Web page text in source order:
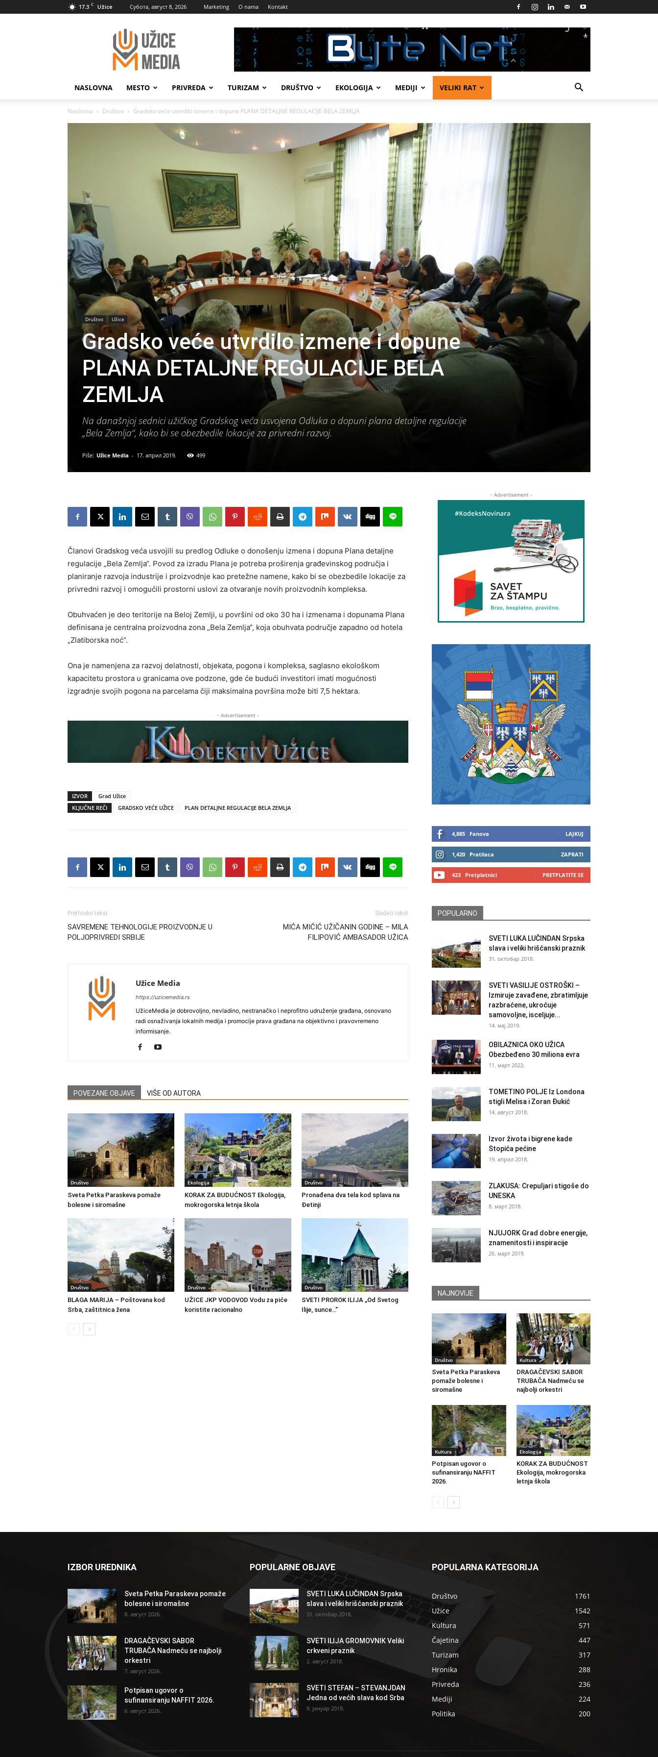
17.3 C Užice Субота, август 8, 2026 Marketing O nama Kontakt
UžiceMedia
NASLOVNA MESTO PRIVREDA TURIZAM DRUŠTVO EKOLOGIJA MEDIJI VELIKI RAT
Naslovna Društvo Gradsko veće utvrdilo izmene i dopune PLANA DETALJNE REGULACIJE BELA ZEMLJA
Društvo Užice
Gradsko veće utvrdilo izmene i dopune
PLANA DETALJNE REGULACIJE BELA
ZEMLJA
Na današnjoj sednici užičkog Gradskog veća usvojena Odluka o dopuni plana detaljne regulacije
„Bela Zemlja“, kako bi se obezbedile lokacije za privredni razvoj.
Piše: Užice Media - 17. април 2019. 499
Članovi Gradskog veća usvojili su predlog Odluke o donošenju izmena i dopuna Plana detaljne
regulacije „Bela Zemlja“. Povod za izradu Plana je potreba proširenja građevinskog područja i
planiranje razvoja industrije i proizvodnje kao pretežne namene, kako bi se obezbedile lokacije za
privredni razvoj i omogućili prostorni uslovi za otvaranje novih proizvodnih kompleksa.
Obuhvaćen je deo teritorije na Beloj Zemlji, u površini od oko 30 ha i izmenama i dopunama Plana
definisana je centralna proizvodna zona „Bela Zemlja“, koja obuhvata područje zapadno od hotela
„Zlatiborska noć“.
Ona je namenjena za razvoj delatnosti, objekata, pogona i kompleksa, saglasno ekološkom
kapacitetu prostora u granicama ove podzone, gde će budući investitori imati mogućnosti
izgradnje svojih pogona na parcelama čiji maksimalna površina može biti 7,5 hektara.
- Advertisement -
IZVOR
Grad Užice
KLJUČNE REČI
GRADSKO VEĆE UŽICE PLAN DETALJNE REGULACIJE BELA ZEMLJA
Prethodni tekst
SAVREMENE TEHNOLOGIJE PROIZVODNJE U
POLJOPRIVREDI SRBIJE
Sledeći tekst
MIĆA MIĆIĆ UŽIČANIN GODINE – MILA
FILIPOVIĆ AMBASADOR UŽICA
Užice Media
https://uzicemedia.rs
UžiceMedia je dobrovoljno, nevladino, nestranačko i neprofitno udruženje građana, osnovano
radi osnaživanja lokalnih medija i promocije prava građana na objektivno i pravovremeno
informisanje.
POVEZANE OBJAVE VIŠE OD AUTORA
Društvo
Sveta Petka Paraskeva pomaže
bolesne i siromašne
Ekologija
KORAK ZA BUDUĆNOST Ekologija,
mokrogorska letnja škola
Društvo
Pronađena dva tela kod splava na
Đetinji
Društvo
BLAGA MARIJA – Poštovana kod
Srba, zaštitnica žena
Društvo
UŽICE JKP VODOVOD Vodu za piće
koristite racionalno
Društvo
SVETI PROROK ILIJA „Od Svetog
Ilije, sunce…”
- Advertisement -
4,885 Fanova LAJKUJ
1,420 Pratilaca ZAPRATI
423 Pretplatnici PRETPLATITE SE
POPULARNO
SVETI LUKA LUČINDAN Srpska
slava i veliki hrišćanski praznik
31. октобар 2018.
SVETI VASILIJE OSTROŠKI –
Izmiruje zavađene, zbratimljuje
razbraćene, ukroćuje
samovoljne, isceljuje...
14. мај 2019.
OBILAZNICA OKO UŽICA
Obezbeđeno 30 miliona evra
11. март 2022.
TOMETINO POLJE Iz Londona
stigli Melisa i Zoran Đukić
14. август 2018.
Izvor života i bigrene kade
Stopića pećine
19. април 2018.
ZLAKUSA: Crepuljari stigoše do
UNESKA
8. март 2018.
NJUJORK Grad dobre energije,
znamenitosti i inspiracije
26. март 2019.
NAJNOVIJE
Društvo
Sveta Petka Paraskeva
pomaže bolesne i
siromašne
Kultura
DRAGAČEVSKI SABOR
TRUBAČA Nadmeću se
najbolji orkestri
Kultura
Potpisan ugovor o
sufinansiranju NAFFIT
2026.
Ekologija
KORAK ZA BUDUĆNOST
Ekologija, mokrogorska
letnja škola
IZBOR UREDNIKA
Sveta Petka Paraskeva pomaže
bolesne i siromašne
8. август 2026.
DRAGAČEVSKI SABOR
TRUBAČA Nadmeću se najbolji
orkestri
7. август 2026.
Potpisan ugovor o
sufinansiranju NAFFIT 2026.
6. август 2026.
POPULARNE OBJAVE
SVETI LUKA LUČINDAN Srpska
slava i veliki hrišćanski praznik
31. октобар 2018.
SVETI ILIJA GROMOVNIK Veliki
crkveni praznik
2. август 2018.
SVETI STEFAN – STEVANJDAN
Jedna od većih slava kod Srba
9. јануар 2019.
POPULARNA KATEGORIJA
Društvo
1761
Užice
1542
Kultura
571
Čajetina
447
Turizam
317
Hronika
288
Privreda
236
Mediji
224
Politika
200